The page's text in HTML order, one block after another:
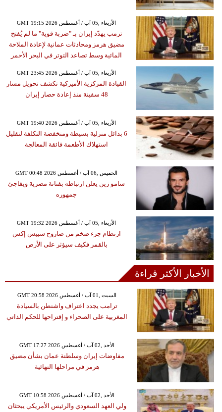
GMT 19:15 2026 الأربعاء ,05 آب / أغسطس
ترمب يهدّد إيران بـ "ضربة قوية" ما لم يُفتح
مضيق هرمز ومحادثات عمانية لإعادة الملاحة
المائية وسط تصاعد التوتر في البحر الأحمر
GMT 23:45 2026 الأربعاء ,05 آب / أغسطس
القيادة المركزية الأميركية تكشف تحويل مسار
48 سفينة منذ إعادة حصار إيران
GMT 19:40 2026 الأربعاء ,05 آب / أغسطس
6 بدائل منزلية بسيطة ومنخفضة التكلفة لتقليل
استهلاك الأطعمة فائقة المعالجة
GMT 00:48 2026 الخميس ,06 آب / أغسطس
سامو زين يعلن ارتباطه بفنانة مصرية ويفاجئ
جمهوره
GMT 19:32 2026 الأربعاء ,05 آب / أغسطس
ارتطام جزء ضخم من صاروخ سبيس إكس
بالقمر فكيف سيؤثر على الأرض
الأخبار الأكثر قراءة
GMT 20:58 2026 السبت ,01 آب / أغسطس
ترامب يجدد اعتراف واشنطن بالسيادة
المغربية على الصحراء و إقتراحها للحكم الذاتي
GMT 17:27 2026 الأحد ,02 آب / أغسطس
مفاوضات إيران وسلطنة عمان بشأن مضيق
هرمز في مراحلها النهائية
GMT 10:58 2026 الأحد ,02 آب / أغسطس
ولي العهد السعودي والرئيس الأمريكي يبحثان